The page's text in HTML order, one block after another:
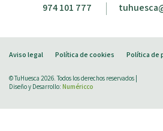
974 101 777
Aviso legal Política de cookies Política de
© TuHuesca 2026. Todos los derechos reservados |
Diseño y Desarrollo: Numéricco